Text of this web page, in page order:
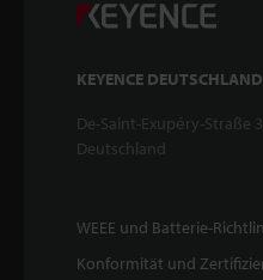
KEYENCE
De-Saint-Exupéry-Straße
Deutschland
WEEE und Batterie-
Konformität und